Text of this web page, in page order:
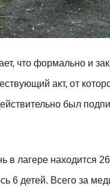
что формально и
акт, от
был
в лагере находится
6 детей. Всего за